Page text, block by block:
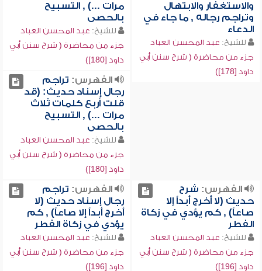
والاستغفار والابتهال
وتراجم رجاله , ما جاء في
الدعاء
للشيخ: عبد المحسن العباد
جزء من محاضرة ( شرح سنن أبي
داود [178])
مرات ...) , التسبيح
بالحصى
للشيخ: عبد المحسن العباد
جزء من محاضرة ( شرح سنن أبي
داود [180])
الفهرس: تراجم
رجال إسناد حديث: (قد
قلت أربع كلمات ثلاث
مرات ...) , التسبيح
بالحصى
للشيخ: عبد المحسن العباد
جزء من محاضرة ( شرح سنن أبي
داود [180])
الفهرس: شرح
حديث (لا أخرج أبداً إلا
صاعاً) , كم يؤدي في زكاة
الفطر
للشيخ: عبد المحسن العباد
جزء من محاضرة ( شرح سنن أبي
داود [196])
الفهرس: تراجم
رجال إسناد حديث (لا
أخرج أبداً إلا صاعاً) , كم
يؤدي في زكاة الفطر
للشيخ: عبد المحسن العباد
جزء من محاضرة ( شرح سنن أبي
داود [196])